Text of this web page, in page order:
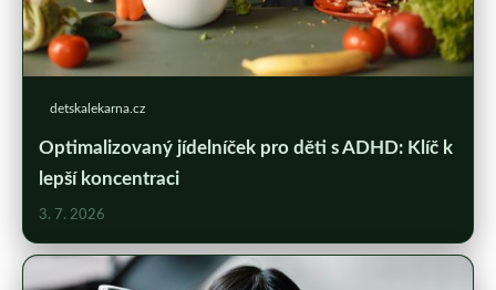
detskalekarna.cz
Optimalizovaný jídelníček pro děti s ADHD: Klíč k
lepší koncentraci
3. 7. 2026